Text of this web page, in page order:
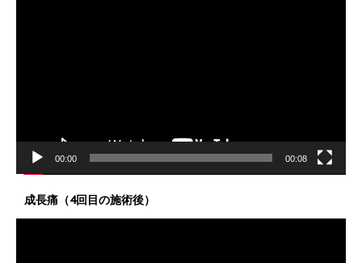
00:00 00:08
成長痛（4回目の施術後）